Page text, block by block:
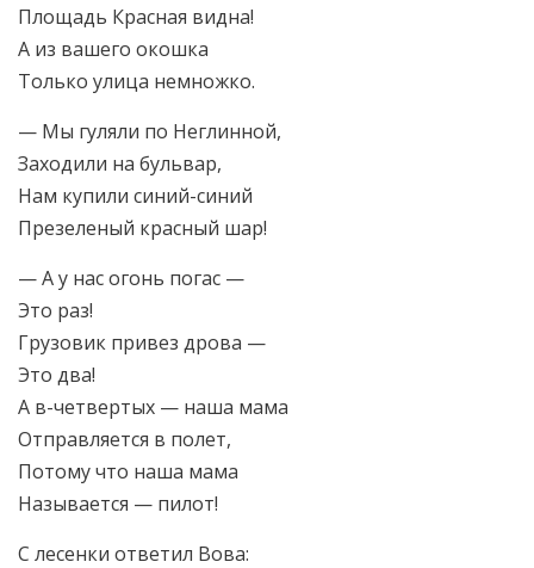
Площадь Красная видна!
А из вашего окошка
Только улица немножко.
— Мы гуляли по Неглинной,
Заходили на бульвар,
Нам купили синий-синий
Презеленый красный шар!
— А у нас огонь погас —
Это раз!
Грузовик привез дрова —
Это два!
А в-четвертых — наша мама
Отправляется в полет,
Потому что наша мама
Называется — пилот!
С лесенки ответил Вова: